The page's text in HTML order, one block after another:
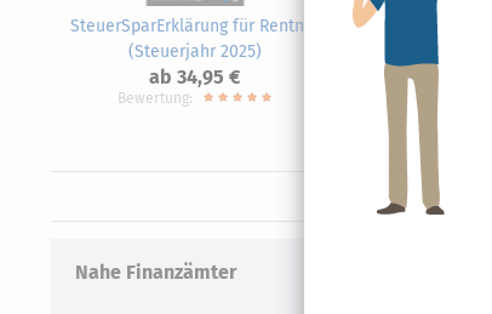
SteuerSparErklärung für Rentner
(Steuerjahr 2025)
ab 34,95 €
Bewertung:
Nahe Finanzämter